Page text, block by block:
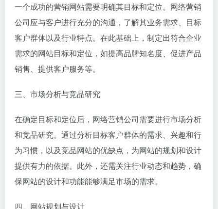
一个成功的营销网站需要明确其目标和定位。网络营销
公司应与客户进行充分的沟通，了解其业务需求、目标
客户群体以及行业特点。在此基础上，制定出符合企业
需求的网站目标和定位，如提高品牌知名度、促进产品
销售、提供客户服务等。
三、市场分析与竞品研究
在确定目标和定位后，网络营销公司需要进行市场分析
和竞品研究。通过分析目标客户群体的需求、兴趣和行
为习惯，以及竞品网站的优缺点，为网站的规划和设计
提供有力的依据。此外，还需关注行业动态和趋势，确
保网站的设计和功能能够满足市场的需求。
四、网站规划与设计